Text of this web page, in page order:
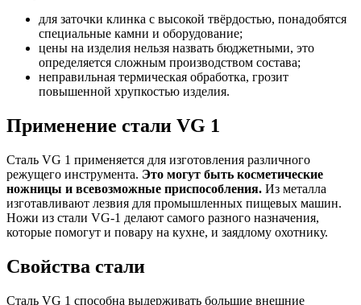
для заточки клинка с высокой твёрдостью, понадобятся
специальные камни и оборудование;
цены на изделия нельзя назвать бюджетными, это
определяется сложным производством состава;
неправильная термическая обработка, грозит
повышенной хрупкостью изделия.
Применение стали VG 1
Сталь VG 1 применяется для изготовления различного
режущего инструмента. Это могут быть косметические
ножницы и всевозможные приспособления. Из металла
изготавливают лезвия для промышленных пищевых машин.
Ножи из стали VG-1 делают самого разного назначения,
которые помогут и повару на кухне, и заядлому охотнику.
Свойства стали
Сталь VG 1 способна выдерживать большие внешние